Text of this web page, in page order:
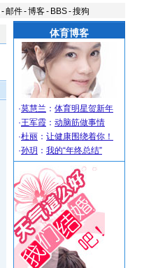
-邮件-博客- BBS-搜狗
体育博客
·莫慧兰 ： 体育明星贺新年
·王军霞 ： 动脑筋做事情
·杜丽 ： 让健康围绕着你！
·孙玥 ： 我的“年终总结”